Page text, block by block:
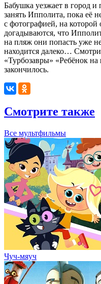
Бабушка уезжает в город
занять Ипполита, пока её
с фотографией, на
догадываются, что
на пляж они попасть уже
находится далеко…
«Турбозавры» «Ребёнок
закончилось.
Смотрите также
Все мультфильмы
Чуч-мяуч